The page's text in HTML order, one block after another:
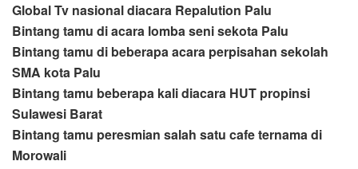
Global Tv nasional diacara Repalution Palu
Bintang tamu di acara lomba seni sekota Palu
Bintang tamu di beberapa acara perpisahan sekolah
SMA kota Palu
Bintang tamu beberapa kali diacara HUT propinsi
Sulawesi Barat
Bintang tamu peresmian salah satu cafe ternama di
Morowali